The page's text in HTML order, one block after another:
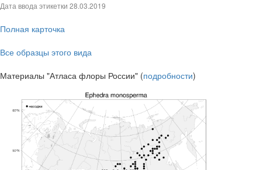
Дата ввода этикетки 28.03.2019
Полная карточка
Все образцы этого вида
Материалы "Атласа флоры России" (подробности)